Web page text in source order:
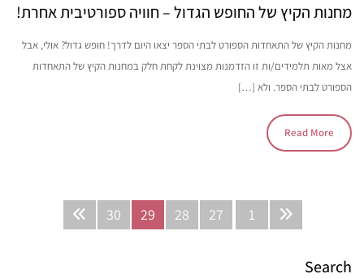
מחנות הקיץ של החופש הגדול – חוויה ספורטיבית אחרת!
מחנות הקיץ של התאחדות הספורט לבתי הספר יצאו היום לדרך! חופש גדול? אולי, אבל
אצל מאות תלמידים/ות זו הזדמנות מצוינת לקחת חלק במחנות הקיץ של התאחדות
הספורט לבתי הספר. ולא […]
Read More
1
27
28
29
30
Search